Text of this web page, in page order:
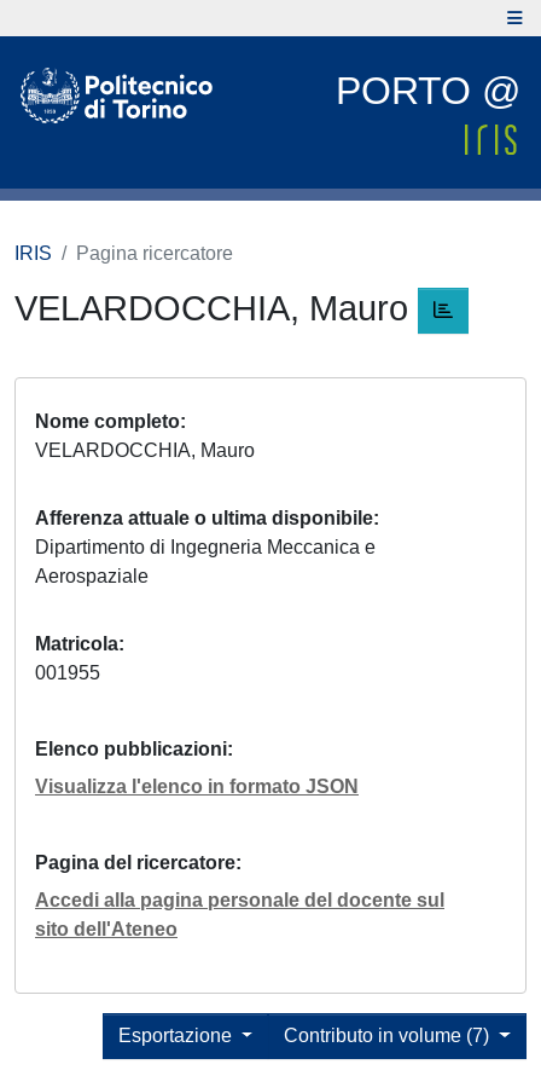
PORTO @
IRIS Pagina ricercatore
VELARDOCCHIA, Mauro
Nome completo
VELARDOCCHIA, Mauro
Afferenza attuale o ultima disponibile
Dipartimento di Ingegneria Meccanica e
Aerospaziale
Matricola
001955
Elenco pubblicazioni
Visualizza l'elenco in formato JSON
Pagina del ricercatore
Accedi alla pagina personale del docente sul
sito dell'Ateneo
Contributo in volume (7)
Esportazione